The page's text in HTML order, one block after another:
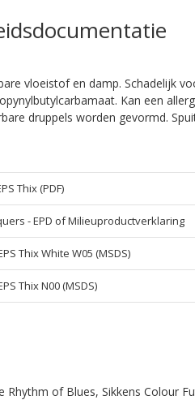
vloeistof en damp. Schadelijk
Kan een
druppels worden gevormd.
Thix (PDF)
- EPD of Milieuproductverklaring
Thix White W05 (MSDS)
Thix N00 (MSDS)
of Blues, Sikkens Colour